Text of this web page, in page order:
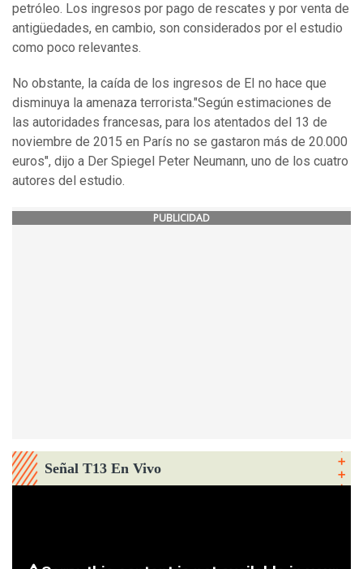
petróleo. Los ingresos por pago de rescates y por venta de
antigüedades, en cambio, son considerados por el estudio
como poco relevantes.
No obstante, la caída de los ingresos de EI no hace que
disminuya la amenaza terrorista."Según estimaciones de
las autoridades francesas, para los atentados del 13 de
noviembre de 2015 en París no se gastaron más de 20.000
euros", dijo a Der Spiegel Peter Neumann, uno de los cuatro
autores del estudio.
PUBLICIDAD
Señal T13 En Vivo